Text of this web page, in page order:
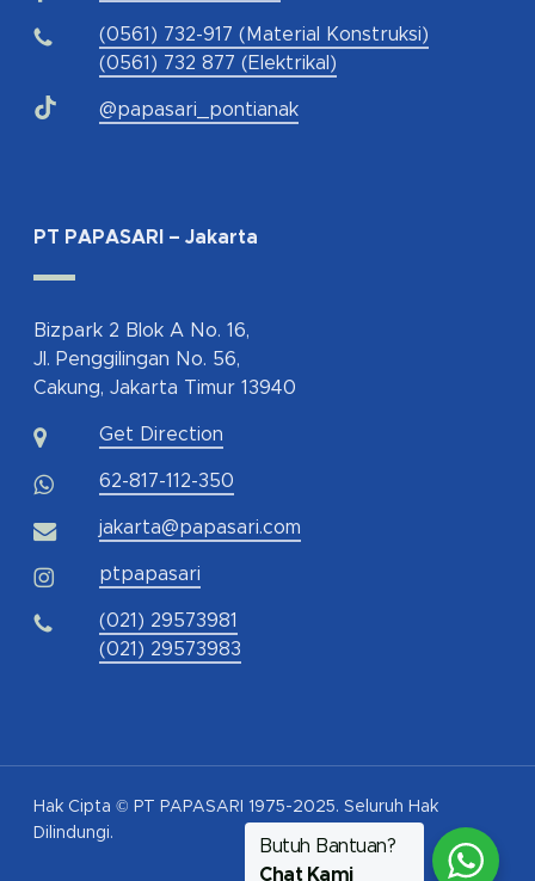
(0561) 732-917 (Material Konstruksi)
(0561) 732 877 (Elektrikal)
@papasari_pontianak
PT PAPASARI – Jakarta
Bizpark 2 Blok A No. 16,
Jl. Penggilingan No. 56,
Cakung, Jakarta Timur 13940
Get Direction
62-817-112-350
jakarta@papasari.com
ptpapasari
(021) 29573981
(021) 29573983
Hak Cipta © PT PAPASARI 1975-2025. Seluruh Hak
Dilindungi.
Butuh Bantuan?
Chat Kami